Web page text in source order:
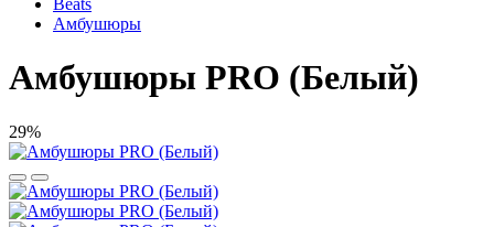
Beats
Амбушюры
Амбушюры PRO (Белый)
29%